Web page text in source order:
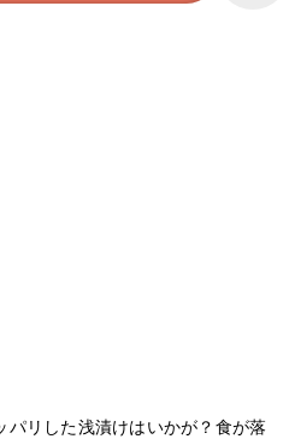
リした浅漬けはいかが？食が落